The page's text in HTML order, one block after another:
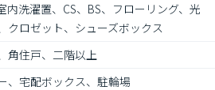
内洗濯置、CS、BS、フローリング、光
クロゼット、シューズボックス
角住戸、二階以上
、宅配ボックス、駐輪場